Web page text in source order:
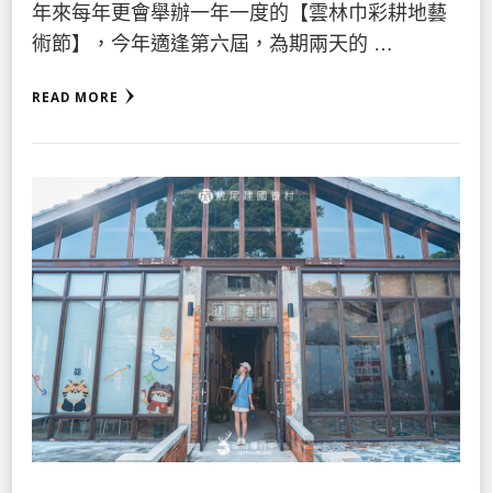
年來每年更會舉辦一年一度的【雲林巾彩耕地藝
術節】，今年適逢第六屆，為期兩天的 …
READ MORE